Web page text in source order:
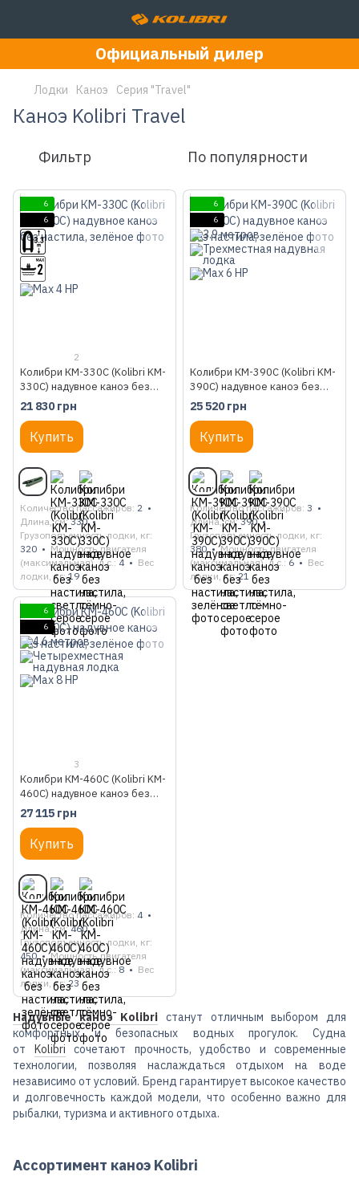
Официальный дилер
Лодки Каноэ Серия "Travel"
Каноэ Kolibri Travel
Фильтр По популярности
6
6
2
Колибри КМ-330С (Kolibri KM-
330C) надувное каноэ без
настила, зелёное
21 830 грн
Купить
Количество пассажиров 2
Длина, см 330
Грузоподъемность лодки, кг
320
Мощность двигателя
(максимальная), л.с. 4
Вес
лодки, кг 19
6
6
Колибри КМ-390С (Kolibri KM-
390C) надувное каноэ без
настила, зелёное
25 520 грн
Купить
Количество пассажиров 3
Длина, см 390
Грузоподъемность лодки, кг
380
Мощность двигателя
(максимальная), л.с. 6
Вес
лодки, кг 21
6
6
3
Колибри КМ-460С (Kolibri KM-
460C) надувное каноэ без
настила, зелёное
27 115 грн
Купить
Количество пассажиров 4
Длина, см 460
Грузоподъемность лодки, кг
450
Мощность двигателя
(максимальная), л.с. 8
Вес
лодки, кг 23
Надувные каноэ Kolibri станут отличным выбором для
комфортных и безопасных водных прогулок. Судна
от Kolibri сочетают прочность, удобство и современные
технологии, позволяя наслаждаться отдыхом на воде
независимо от условий. Бренд гарантирует высокое качество
и долговечность каждой модели, что особенно важно для
рыбалки, туризма и активного отдыха.
Ассортимент каноэ Kolibri